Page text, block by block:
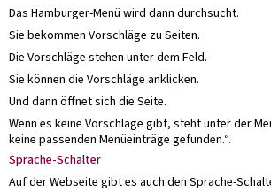
Das Hamburger-Menü wird dann durchsucht.
Sie bekommen Vorschläge zu Seiten.
Die Vorschläge stehen unter dem Feld.
Sie können die Vorschläge anklicken.
Und dann öffnet sich die Seite.
Wenn es keine Vorschläge gibt, steht unter der
keine passenden Menüeinträge gefunden.“.
Sprache-Schalter
Auf der Webseite gibt es auch den Sprache-